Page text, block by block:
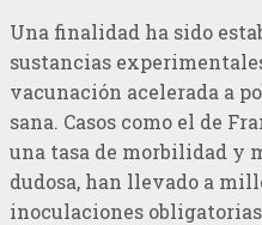
Una finalidad ha sido
sustancias
vacunación acelerada a
sana. Casos como el de
una tasa de morbilidad y
dudosa, han llevado a
inoculaciones